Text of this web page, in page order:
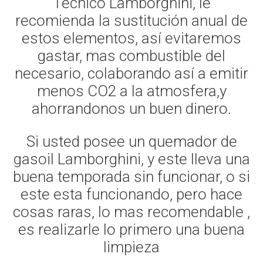
recomienda la sustitución anual de
estos elementos, así evitaremos
gastar, mas combustible del
necesario, colaborando así a emitir
menos CO2 a la atmosfera,y
ahorrandonos un buen dinero.
Si usted posee un quemador de
gasoil Lamborghini, y este lleva una
buena temporada sin funcionar, o si
este esta funcionando, pero hace
cosas raras, lo mas recomendable ,
es realizarle lo primero una buena
limpieza